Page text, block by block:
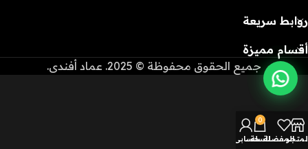
روابط سريعة
أقسام مميزة
جميع الحقوق محفوظة © 2025. عماد أفندى.
المفضلة
0
السلةحسابي